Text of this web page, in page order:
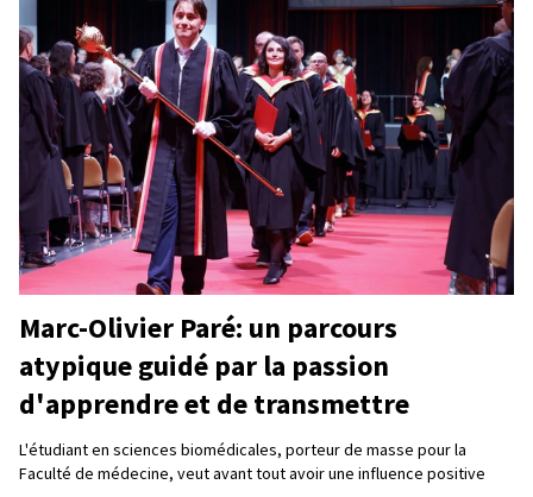
Marc-Olivier Paré: un parcours
atypique guidé par la passion
d'apprendre et de transmettre
L'étudiant en sciences biomédicales, porteur de masse pour la
Faculté de médecine, veut avant tout avoir une influence positive